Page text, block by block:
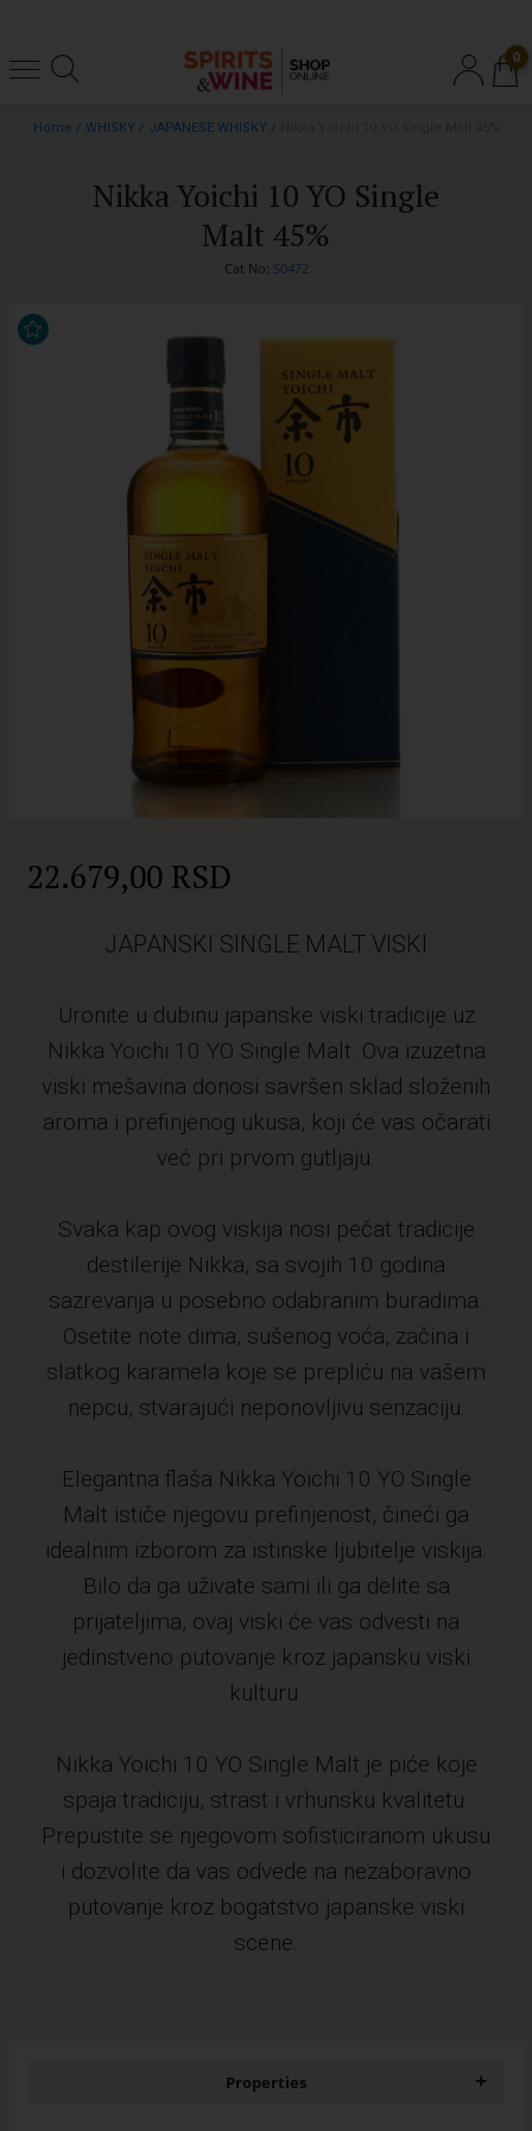
0
Home / WHISKY / JAPANESE WHISKY /
Nikka Yoichi 10 YO Single
Malt 45%
Cat No: S0472
22.679,00 RSD
JAPANSKI SINGLE MALT VISKI
Uronite u dubinu japanske viski tradicije uz
Nikka Yoichi 10 YO Single Malt. Ova izuzetna
viski mešavina donosi savršen sklad složenih
aroma i prefinjenog ukusa, koji će vas očarati
već pri prvom gutljaju.
Svaka kap ovog viskija nosi pečat tradicije
destilerije Nikka, sa svojih 10 godina
sazrevanja u posebno odabranim buradima.
Osetite note dima, sušenog voća, začina i
slatkog karamela koje se prepliću na vašem
nepcu, stvarajući neponovljivu senzaciju.
Elegantna flaša Nikka Yoichi 10 YO Single
Malt ističe njegovu prefinjenost, čineći ga
idealnim izborom za istinske ljubitelje viskija.
Bilo da ga uživate sami ili ga delite sa
prijateljima, ovaj viski će vas odvesti na
jedinstveno putovanje kroz japansku viski
kulturu.
Nikka Yoichi 10 YO Single Malt je piće koje
spaja tradiciju, strast i vrhunsku kvalitetu.
Prepustite se njegovom sofisticiranom ukusu
i dozvolite da vas odvede na nezaboravno
putovanje kroz bogatstvo japanske viski
scene.
Properties +